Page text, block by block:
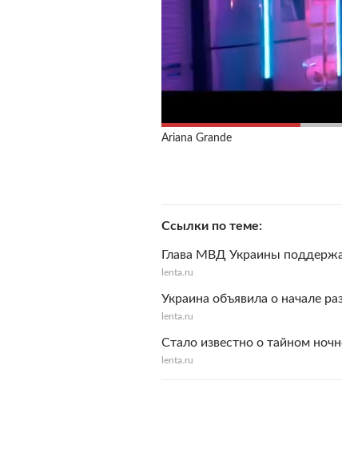
Ariana Grande
Ссылки по теме
Глава МВД Украины
lenta.ru
Украина объявила о начале
lenta.ru
Стало известно о тайном
lenta.ru